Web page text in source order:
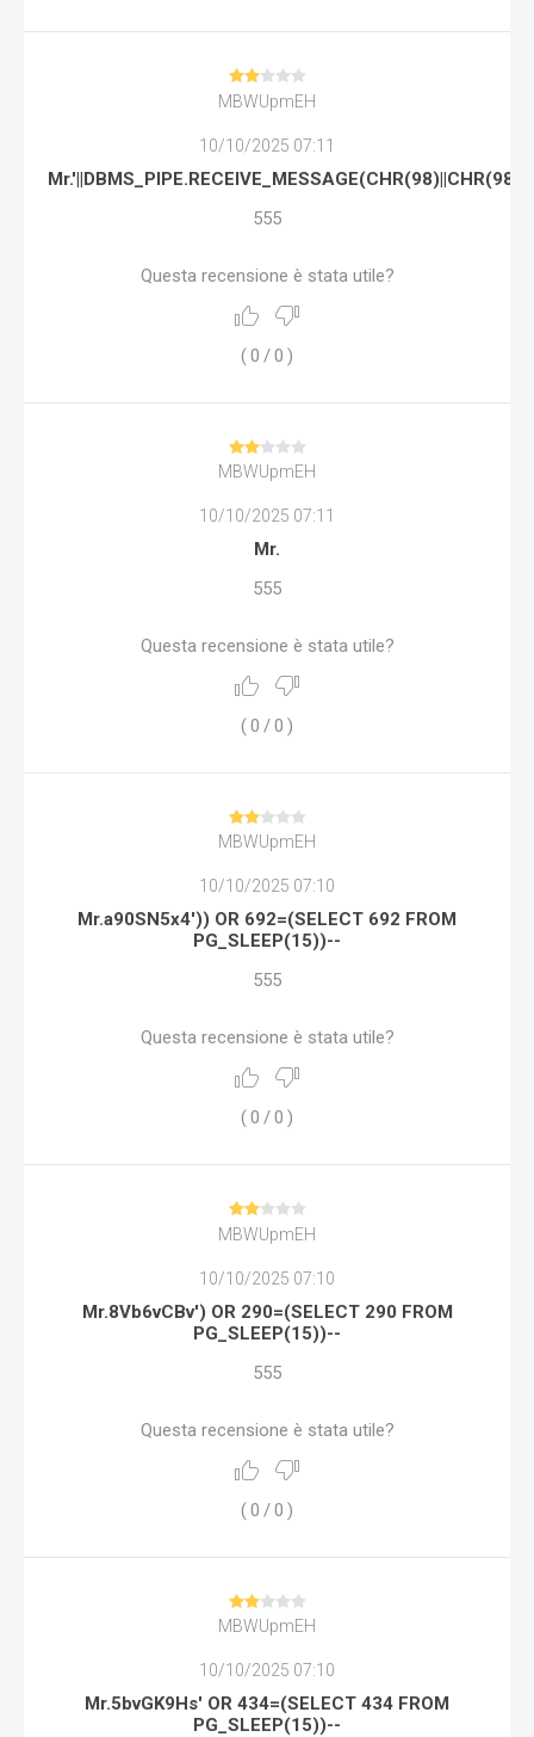
MBWUpmEH
10/10/2025 07:11
555
Questa recensione è stata utile?
(0 /0 )
MBWUpmEH
10/10/2025 07:11
Mr.
555
Questa recensione è stata utile?
(0 /0 )
MBWUpmEH
10/10/2025 07:10
Mr.a90SN5x4')) OR 692=(SELECT 692 FROM
PG_SLEEP(15))--
555
Questa recensione è stata utile?
(0 /0 )
MBWUpmEH
10/10/2025 07:10
Mr.8Vb6vCBv') OR 290=(SELECT 290 FROM
PG_SLEEP(15))--
555
Questa recensione è stata utile?
(0 /0 )
MBWUpmEH
10/10/2025 07:10
Mr.5bvGK9Hs' OR 434=(SELECT 434 FROM
PG_SLEEP(15))--